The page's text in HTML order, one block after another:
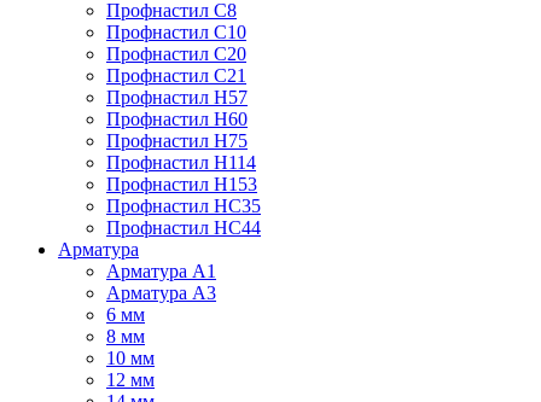
Профнастил С8
Профнастил С10
Профнастил С20
Профнастил С21
Профнастил Н57
Профнастил Н60
Профнастил Н75
Профнастил Н114
Профнастил Н153
Профнастил НС35
Профнастил НС44
Арматура
Арматура А1
Арматура А3
6 мм
8 мм
10 мм
12 мм